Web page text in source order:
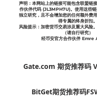
声明：本网站上的链接可能包含联盟链
作伙伴代码 (JL3MPH7U)。使用这些
独立研究，且不会增加您的任何额外费
得专属的终身折扣。
风险提示：加密货币交易涉及重大风险
（请自行研究）
经币安官方合作伙伴 Emre
Gate.com 期货推荐码
BitGet期货推荐码